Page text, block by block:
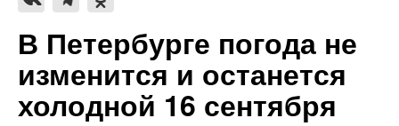
В Петербурге погода не
изменится и останется
холодной 16 сентября